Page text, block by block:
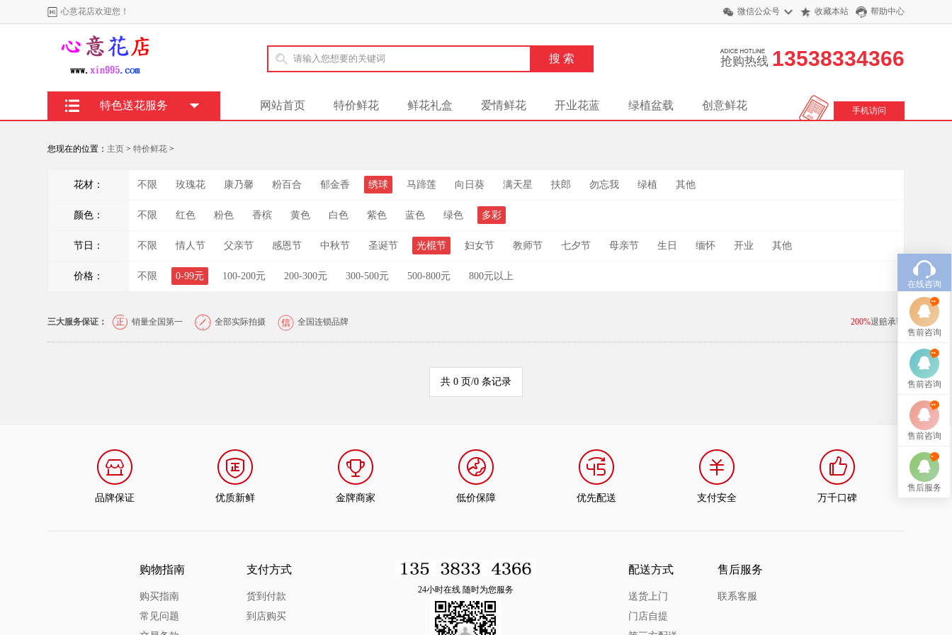
心意花店欢迎您！ 微信公众号 收藏本站 帮助中心
抢购热线 13538334366
网站首页 特价鲜花 鲜花礼盒 爱情鲜花 开业花蓝 绿植盆载 创意鲜花 手机访问
特色送花服务
您现在的位置： 主页 > 特价鲜花 >
花材： 不限 玫瑰花 康乃馨 粉百合 郁金香 绣球 马蹄莲 向日葵 满天星 扶郎 勿忘我 绿植 其他
颜色： 不限 红色 粉色 香槟 黄色 白色 紫色 蓝色 绿色 多彩
节日： 不限 情人节 父亲节 感恩节 中秋节 圣诞节 光棍节 妇女节 教师节 七夕节 母亲节 生日 缅怀 开业 其他
价格： 不限 0-99元 100-200元 200-300元 300-500元 500-800元 800元以上
三大服务保证： 销量全国第一 全部实际拍摄 全国连锁品牌 200%退赔承诺
共 0 页/0 条记录
品牌保证 优质新鲜 金牌商家 低价保障 优先配送 支付安全 万千口碑
购物指南
购买指南
常见问题
支付方式
货到付款
到店购买
24小时在线 随时为您服务
配送方式
送货上门
门店自提
售后服务
联系客服
在线咨询
售前咨询
售前咨询
售前咨询
售后服务